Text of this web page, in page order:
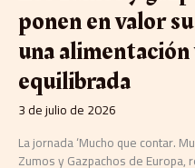
ponen en valor
una
equilibrada
3 de julio de 2026
La jornada ‘Mucho que contar.
Zumos y Gazpachos de